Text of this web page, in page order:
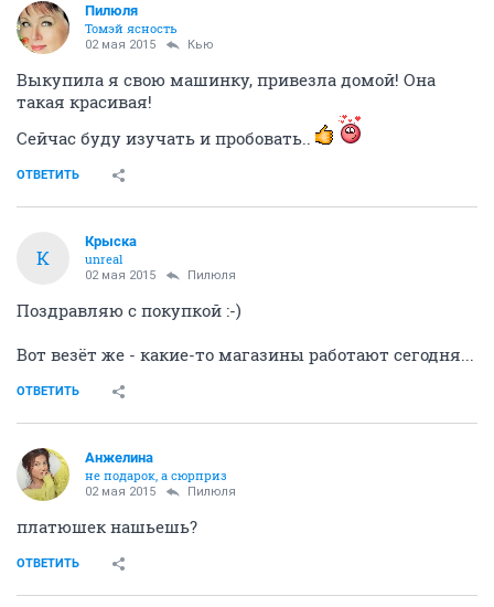
Пилюля
Томэй ясность
02 мая 2015 Кью
Выкупила я свою машинку, привезла домой! Она
такая красивая!
Сейчас буду изучать и пробовать..
ОТВЕТИТЬ
К
Крыска
unreal
02 мая 2015 Пилюля
Поздравляю с покупкой :-)
Вот везёт же - какие-то магазины работают сегодня...
ОТВЕТИТЬ
Aнжелина
не подарок, а сюрприз
02 мая 2015 Пилюля
платюшек нашьешь?
ОТВЕТИТЬ